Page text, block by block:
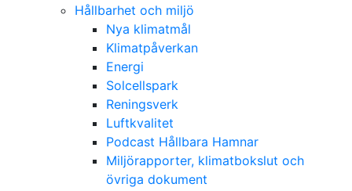
Hållbarhet och miljö
Nya klimatmål
Klimatpåverkan
Energi
Solcellspark
Reningsverk
Luftkvalitet
Podcast Hållbara Hamnar
Miljörapporter, klimatbokslut och
övriga dokument